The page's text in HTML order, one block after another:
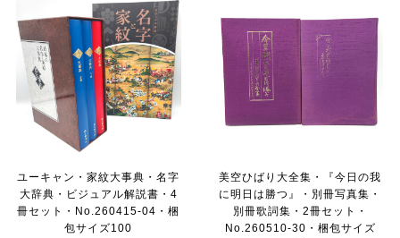
ユーキャン・家紋大事典・名字
大辞典・ビジュアル解説書・4
冊セット・No.260415-04・梱
包サイズ100
美空ひばり大全集・『今日の我
に明日は勝つ』・別冊写真集・
別冊歌詞集・2冊セット・
No.260510-30・梱包サイズ